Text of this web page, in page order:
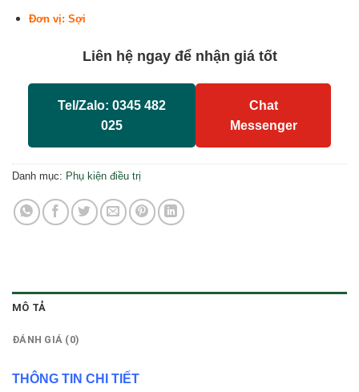
Đơn vị: Sợi
Liên hệ ngay để nhận giá tốt
Tel/Zalo: 0345 482
025
Chat
Messenger
Danh mục: Phụ kiện điều trị
MÔ TẢ
ĐÁNH GIÁ (0)
THÔNG TIN CHI TIẾT